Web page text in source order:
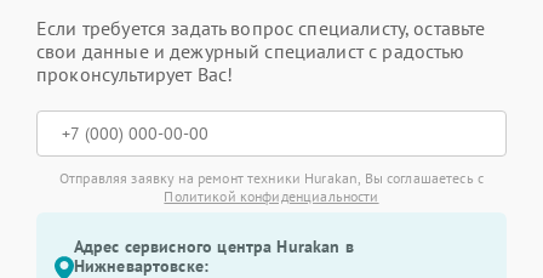
Если требуется задать вопрос специалисту, оставьте
свои данные и дежурный специалист с радостью
проконсультирует Вас!
Отправляя заявку на ремонт техники Hurakan, Вы соглашаетесь с
Политикой конфиденциальности
Адрес сервисного центра Hurakan в
Нижневартовске: